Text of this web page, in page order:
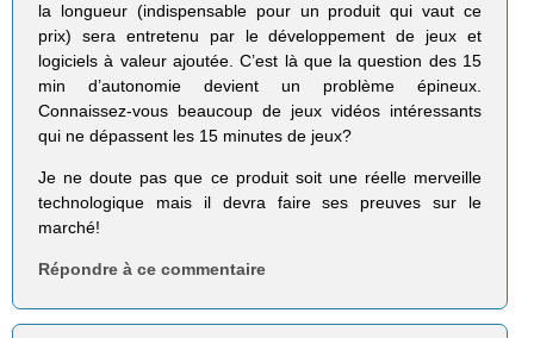
la longueur (indispensable pour un produit qui vaut ce
prix) sera entretenu par le développement de jeux et
logiciels à valeur ajoutée. C’est là que la question des 15
min d’autonomie devient un problème épineux.
Connaissez-vous beaucoup de jeux vidéos intéressants
qui ne dépassent les 15 minutes de jeux?
Je ne doute pas que ce produit soit une réelle merveille
technologique mais il devra faire ses preuves sur le
marché!
Répondre à ce commentaire